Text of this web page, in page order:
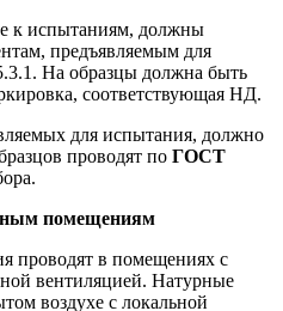
к испытаниям, должны
предъявляемым для
На образцы должна быть
соответствующая НД.
для испытания, должно
проводят по ГОСТ
помещениям
проводят в помещениях с
вентиляцией. Натурные
воздухе с локальной